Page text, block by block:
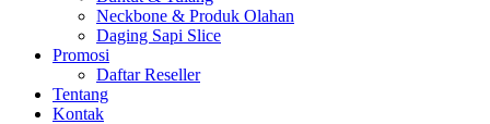
Neckbone & Produk Olahan
Daging Sapi Slice
Promosi
Daftar Reseller
Tentang
Kontak